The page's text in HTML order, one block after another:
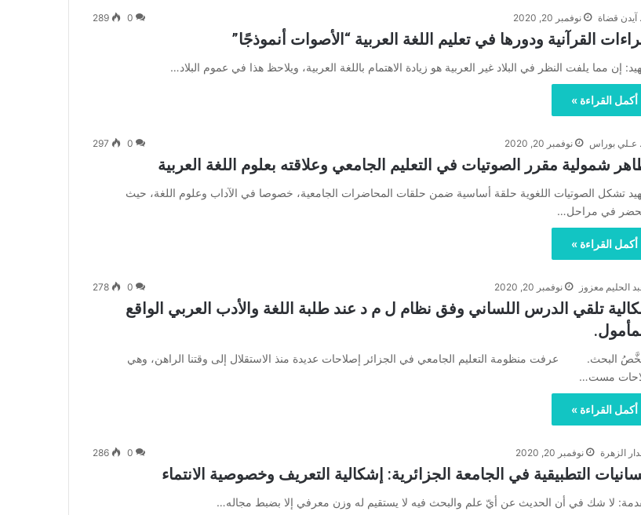
آيدن قضاة نوفمبر 20, 2020 0
289
القرآنية ودورها في تعليم اللغة العربية “الأصوات أنموذجًا”
إن مما يلفت النظر في البلاد غير العربية هو زيادة الاهتمام باللغة العربية، ويلاحظ هذا في عموم البلاد…
أكمل القراءة »
عـلي بوراس نوفمبر 20, 2020 0
297
شمولية مقرر الصوتيات في التعليم الجامعي وعلاقته بعلوم اللغة العربية
تشكل الصوتيات اللغوية حلقة أساسية ضمن حلقات المحاضرات الجامعية، خصوصا في الآداب وعلوم اللغة، حيث
في مراحل…
أكمل القراءة »
الحليم معزوز نوفمبر 20, 2020 0
278
تلقي الدرس اللساني وفق نظام ل م د عند طلبة اللغة والأدب العربي الواقع
البحث. عرفت منظومة التعليم الجامعي في الجزائر إصلاحات عديدة منذ الاستقلال إلى وقتنا الراهن، وهي
مست…
أكمل القراءة »
الزهرة نوفمبر 20, 2020 0
286
التطبيقية في الجامعة الجزائرية: إشكالية التعريف وخصوصية الانتماء
لا شك في أن الحديث عن أيّ علم والبحث فيه لا يستقيم له وزن معرفي إلا بضبط مجاله…